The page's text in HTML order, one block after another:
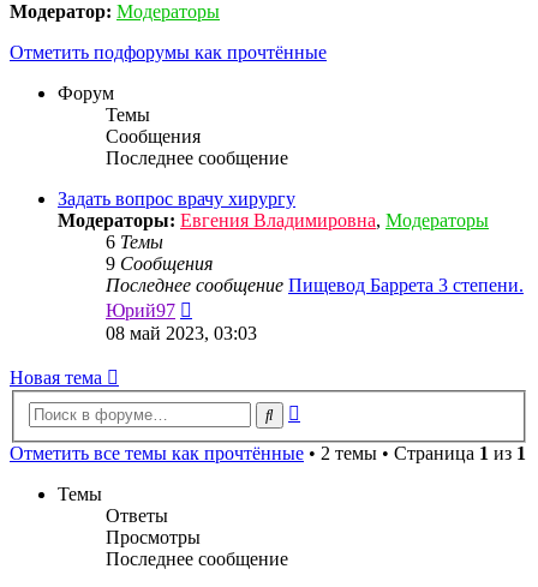
Модератор: Модераторы
Отметить подфорумы как прочтённые
Форум
Темы
Сообщения
Последнее сообщение
Задать вопрос врачу хирургу
Модераторы: Евгения Владимировна, Модераторы
6 Темы
9 Сообщения
Последнее сообщение Пищевод Баррета 3 степени.
Юрий97
к
последнему
08 май 2023, 03:03
Новая тема
Поиск
Отметить все темы как прочтённые • 2 темы • Страница 1 из 1
Темы
Ответы
Просмотры
Последнее сообщение